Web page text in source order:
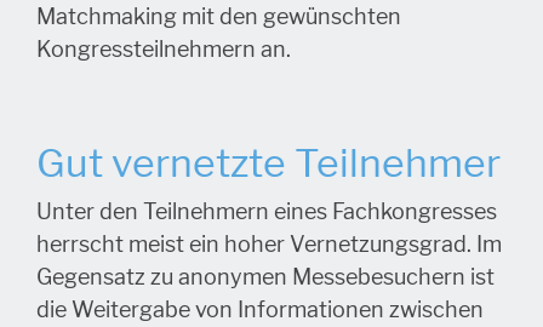
Matchmaking mit den gewünschten
Kongressteilnehmern an.
Gut vernetzte Teilnehmer
Unter den Teilnehmern eines Fachkongresses
herrscht meist ein hoher Vernetzungsgrad. Im
Gegensatz zu anonymen Messebesuchern ist
die Weitergabe von Informationen zwischen